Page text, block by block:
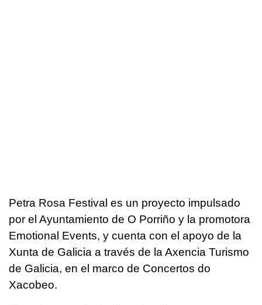
Petra Rosa Festival es un proyecto impulsado
por el Ayuntamiento de O Porriño y la promotora
Emotional Events, y cuenta con el apoyo de la
Xunta de Galicia a través de la Axencia Turismo
de Galicia, en el marco de Concertos do
Xacobeo.